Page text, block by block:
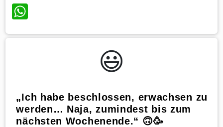
WhatsApp
😃️
„Ich habe beschlossen, erwachsen zu
werden… Naja, zumindest bis zum
nächsten Wochenende.“ 🙃🥳